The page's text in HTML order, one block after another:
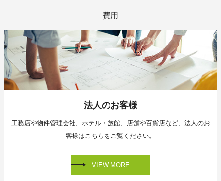
費用
法人のお客様
工務店や物件管理会社、 ホテル・旅館、店舗や百貨店など、 法人のお
客様はこちらをご覧ください。
VIEW MORE